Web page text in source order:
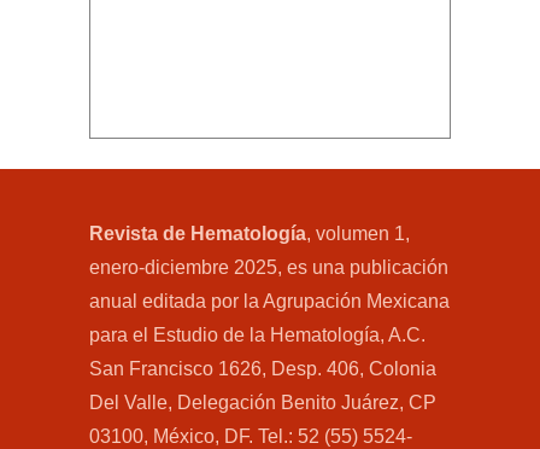
Revista de Hematología, volumen 1,
enero-diciembre 2025, es una publicación
anual editada por la Agrupación Mexicana
para el Estudio de la Hematología, A.C.
San Francisco 1626, Desp. 406, Colonia
Del Valle, Delegación Benito Juárez, CP
03100, México, DF. Tel.: 52 (55) 5524-